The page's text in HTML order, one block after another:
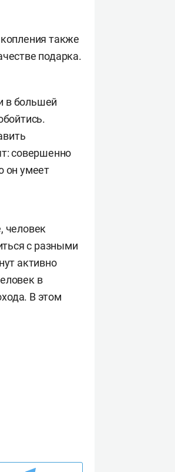
также
подарка.
в большей
совершенно
он умеет
человек
с разными
активно
в
В этом